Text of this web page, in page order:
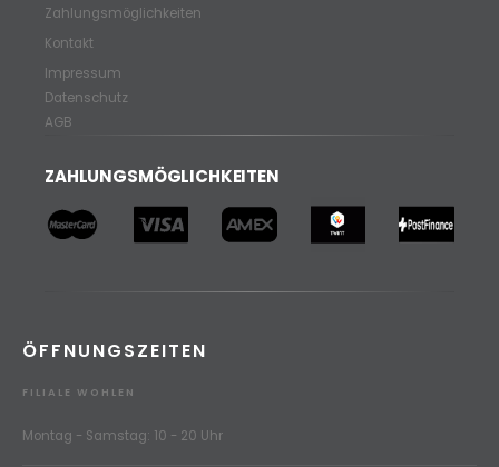
Zahlungsmöglichkeiten
Kontakt
Impressum
Datenschutz
AGB
ZAHLUNGSMÖGLICHKEITEN
ÖFFNUNGSZEITEN
FILIALE WOHLEN
Montag - Samstag: 10 - 20 Uhr